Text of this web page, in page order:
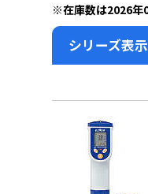
※在庫数は2026年
シリーズ表示